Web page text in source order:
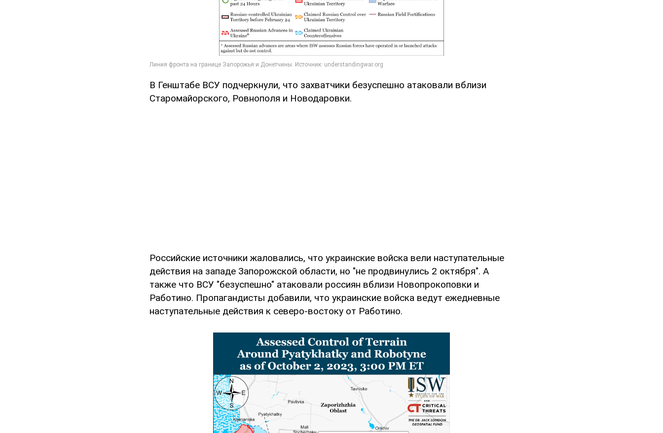
В Генштабе ВСУ подчеркнули, что захватчики безуспешно атаковали вблизи
Старомайорского, Ровнополя и Новодаровки.
Российские источники жаловались, что украинские войска вели наступательные
действия на западе Запорожской области, но "не продвинулись 2 октября". А
также что ВСУ "безуспешно" атаковали россиян вблизи Новопрокоповки и
Работино. Пропагандисты добавили, что украинские войска ведут ежедневные
наступательные действия к северо-востоку от Работино.